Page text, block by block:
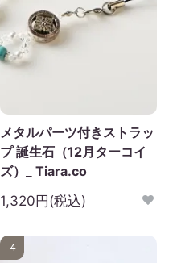
メタルパーツ付きストラッ
プ 誕生石（12月ターコイ
ズ）_ Tiara.co
1,320円(税込)
4